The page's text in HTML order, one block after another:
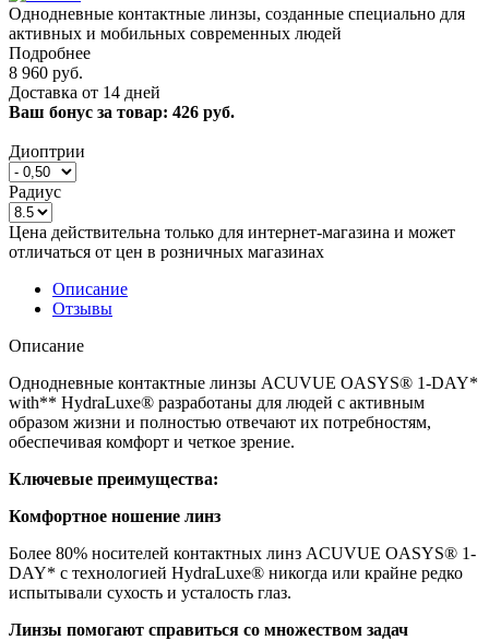
Однодневные контактные линзы, созданные специально для
активных и мобильных современных людей
Подробнее
8 960 руб.
Доставка от 14 дней
Ваш бонус за товар: 426 руб.
Диоптрии
Радиус
Цена действительна только для интернет-магазина и может
отличаться от цен в розничных магазинах
Описание
Отзывы
Описание
Однодневные контактные линзы ACUVUE OASYS® 1-DAY*
with** HydraLuxe® разработаны для людей с активным
образом жизни и полностью отвечают их потребностям,
обеспечивая комфорт и четкое зрение.
Ключевые преимущества:
Комфортное ношение линз
Более 80% носителей контактных линз ACUVUE OASYS® 1-
DAY* c технологией HydraLuxe® никогда или крайне редко
испытывали сухость и усталость глаз.
Линзы помогают справиться со множеством задач